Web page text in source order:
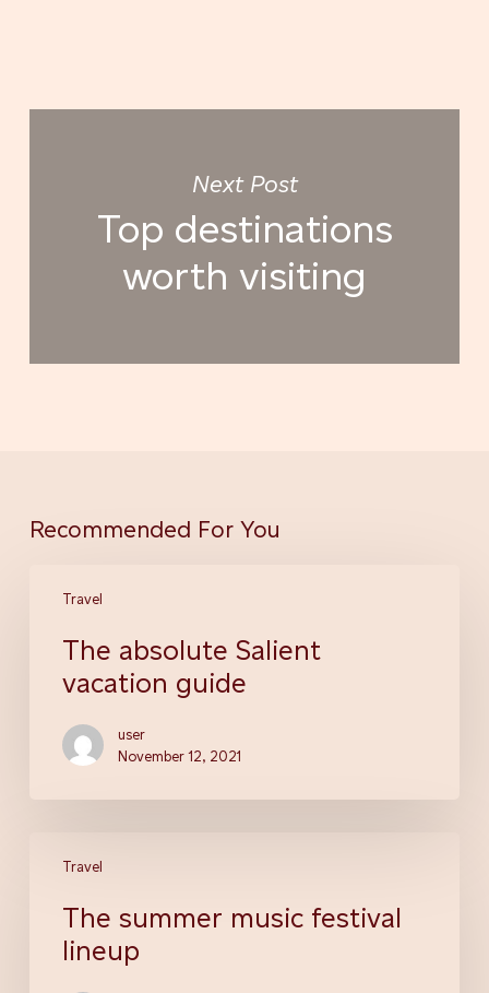
Next Post
Top destinations
worth visiting
Recommended For You
Travel
The absolute Salient
vacation guide
user
November 12, 2021
Travel
The summer music festival
lineup